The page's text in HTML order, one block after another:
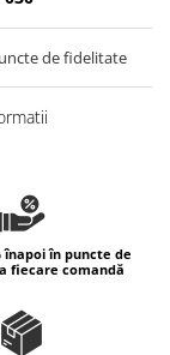
de fidelitate
înapoi în puncte de
fiecare comandă